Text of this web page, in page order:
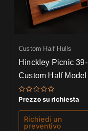
Custom Half Hulls
Hinckley Picnic 39-
Custom Half Model
Valutato
0
su
Prezzo su richiesta
Richiedi un
preventivo